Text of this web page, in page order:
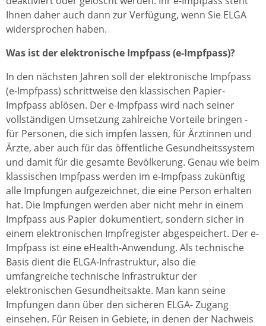
Ihnen daher auch dann zur Verfügung, wenn Sie ELGA
widersprochen haben.
Was ist der elektronische Impfpass (e-Impfpass)?
In den nächsten Jahren soll der elektronische Impfpass
(e-Impfpass) schrittweise den klassischen Papier-
Impfpass ablösen. Der e-Impfpass wird nach seiner
vollständigen Umsetzung zahlreiche Vorteile bringen -
für Personen, die sich impfen lassen, für Ärztinnen und
Ärzte, aber auch für das öffentliche Gesundheitssystem
und damit für die gesamte Bevölkerung. Genau wie beim
klassischen Impfpass werden im e-Impfpass zukünftig
alle Impfungen aufgezeichnet, die eine Person erhalten
hat. Die Impfungen werden aber nicht mehr in einem
Impfpass aus Papier dokumentiert, sondern sicher in
einem elektronischen Impfregister abgespeichert. Der e-
Impfpass ist eine eHealth-Anwendung. Als technische
Basis dient die ELGA-Infrastruktur, also die
umfangreiche technische Infrastruktur der
elektronischen Gesundheitsakte. Man kann seine
Impfungen dann über den sicheren ELGA- Zugang
einsehen. Für Reisen in Gebiete, in denen der Nachweis